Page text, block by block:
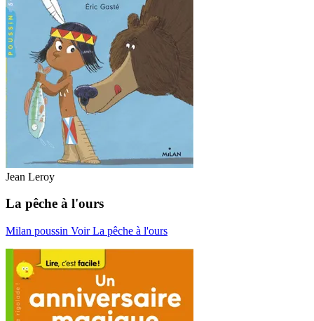
Jean Leroy
La pêche à l'ours
Milan poussin Voir La pêche à l'ours